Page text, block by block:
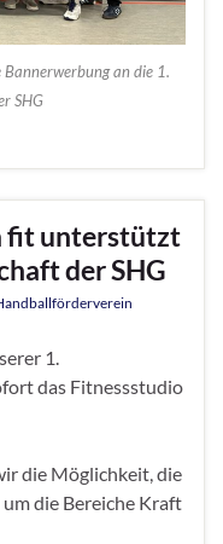
Bannerwerbung an die 1.
SHG
fit unterstützt
der SHG
1.
das Fitnessstudio
die Möglichkeit, die
die Bereiche Kraft